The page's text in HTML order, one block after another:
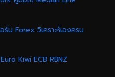
ร์ม Forex วิเคราะห์เองครบ
Kiwi ECB RBNZ